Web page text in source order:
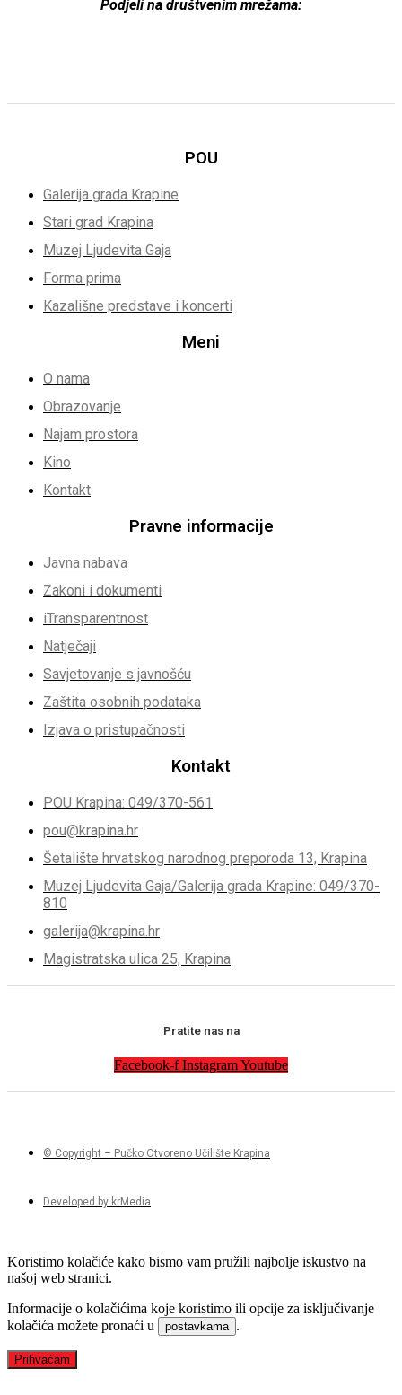
Podjeli na društvenim mrežama:
POU
Galerija grada Krapine
Stari grad Krapina
Muzej Ljudevita Gaja
Forma prima
Kazališne predstave i koncerti
Meni
O nama
Obrazovanje
Najam prostora
Kino
Kontakt
Pravne informacije
Javna nabava
Zakoni i dokumenti
iTransparentnost
Natječaji
Savjetovanje s javnošću
Zaštita osobnih podataka
Izjava o pristupačnosti
Kontakt
POU Krapina: 049/370-561
pou@krapina.hr
Šetalište hrvatskog narodnog preporoda 13, Krapina
Muzej Ljudevita Gaja/Galerija grada Krapine: 049/370-
810
galerija@krapina.hr
Magistratska ulica 25, Krapina
Pratite nas na
Facebook-f InstagramYoutube
© Copyright – Pučko Otvoreno Učilište Krapina
Developed by krMedia
Koristimo kolačiće kako bismo vam pružili najbolje iskustvo na
našoj web stranici.
Informacije o kolačićima koje koristimo ili opcije za isključivanje
kolačića možete pronaći u
postavkama .
Prihvaćam